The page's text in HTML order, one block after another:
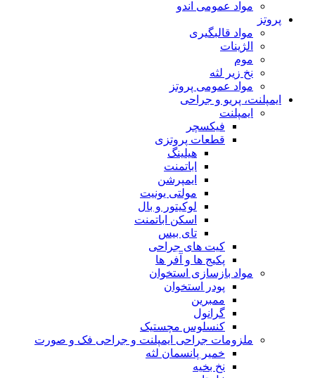
مواد عمومی اندو
پروتز
مواد قالبگیری
الژینات
موم
نخ زیر لثه
مواد عمومی پروتز
ایمپلنت، پریو و جراحی
ایمپلنت
فیکسچر
قطعات پروتزی
هیلینگ
اباتمنت
ایمپرشن
مولتی یونیت
لوکیتور و بال
اسکن اباتمنت
تای بیس
کیت های جراحی
پکیج ها و آفر ها
مواد بازسازی استخوان
پودر استخوان
ممبرین
گرانول
کنسلوس مچستیک
ملزومات جراحی ایمپلنت و جراحی فک و صورت
خمیر پانسمان لثه
نخ بخیه